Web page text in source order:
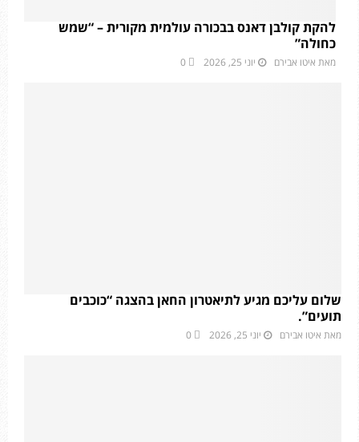
להקת קולבן דאנס בבכורה עולמית מקורית – “שמש
כחולה”
מאת איטו אבירם יוני 25, 2026 0
שלום עליכם מגיע לתיאטרון החאן בהצגה “כוכבים
תועים”.
מאת איטו אבירם יוני 25, 2026 0